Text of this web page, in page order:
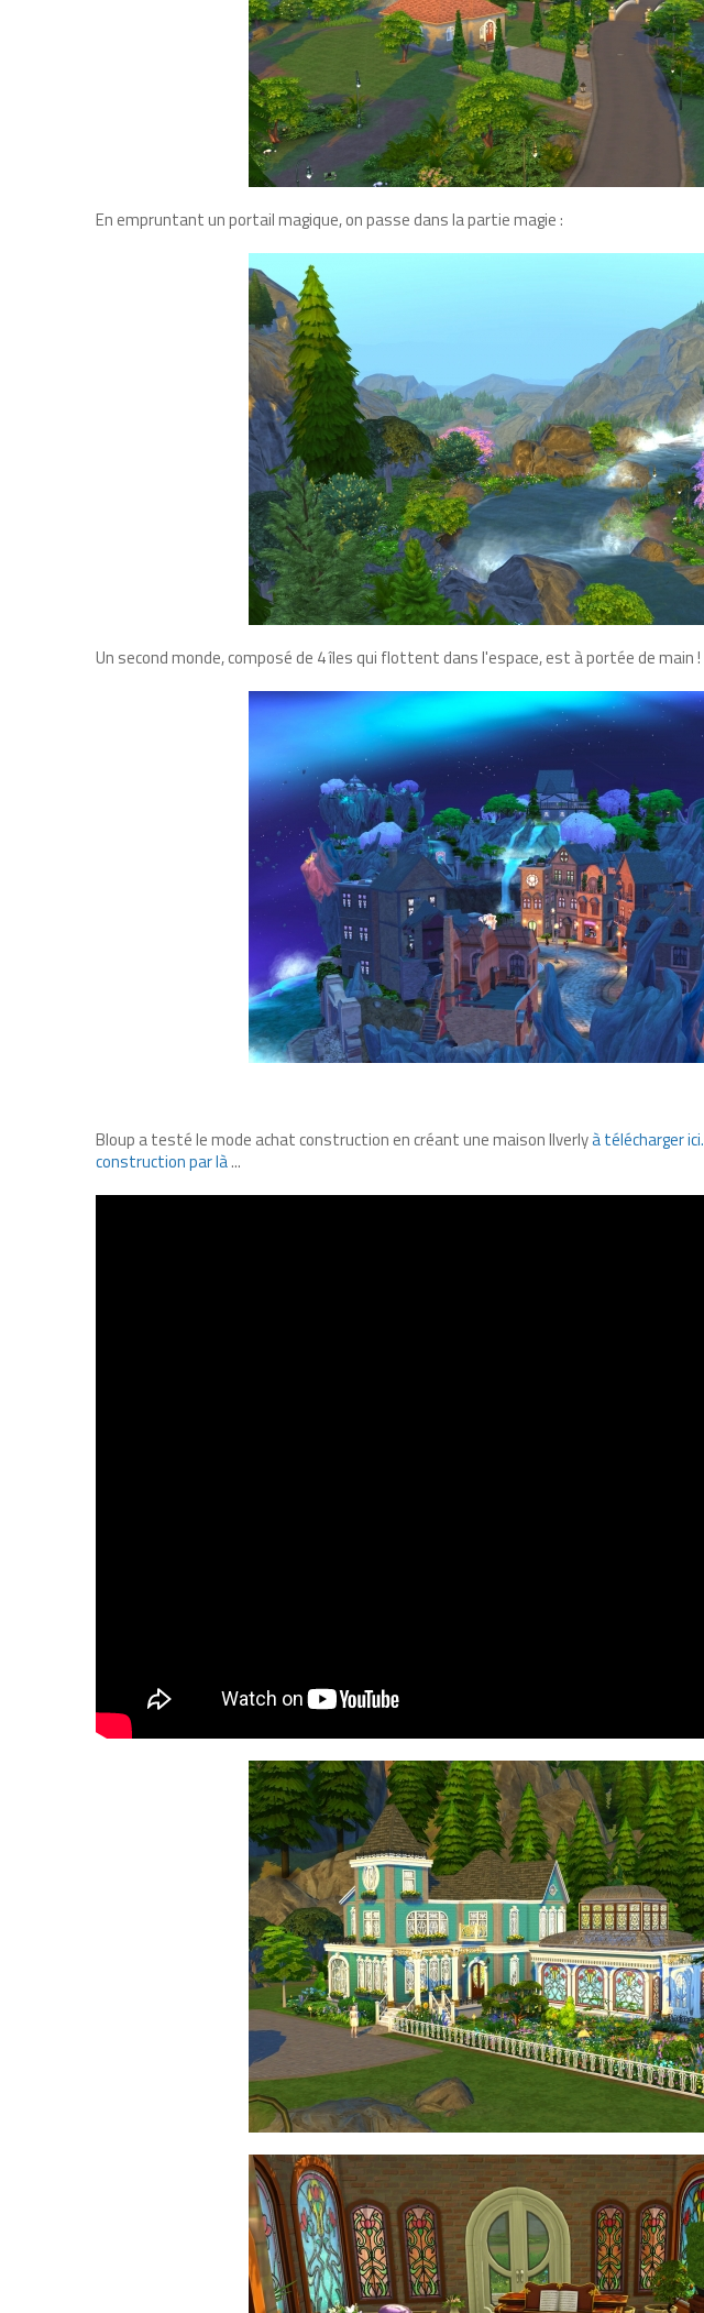
En empruntant un portail magique, on passe dans la partie magie :
Un second monde, composé de 4 îles qui flottent dans l'espace, est à portée de main !
Bloup a testé le mode achat construction en créant une maison Ilverlyà télécharger ici.
construction par là...